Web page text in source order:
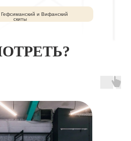
Гефсиманский и Вифанский
скиты